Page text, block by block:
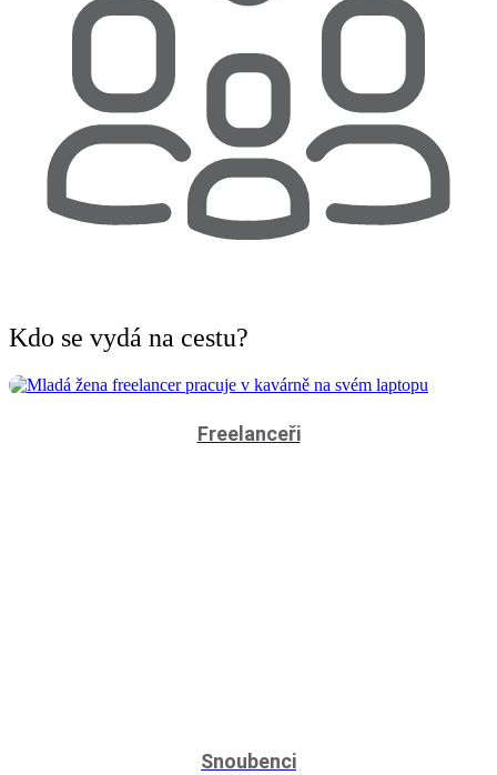
Kdo se vydá na cestu?
Freelanceři
Snoubenci